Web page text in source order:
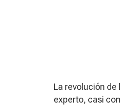
La revolución
experto, casi